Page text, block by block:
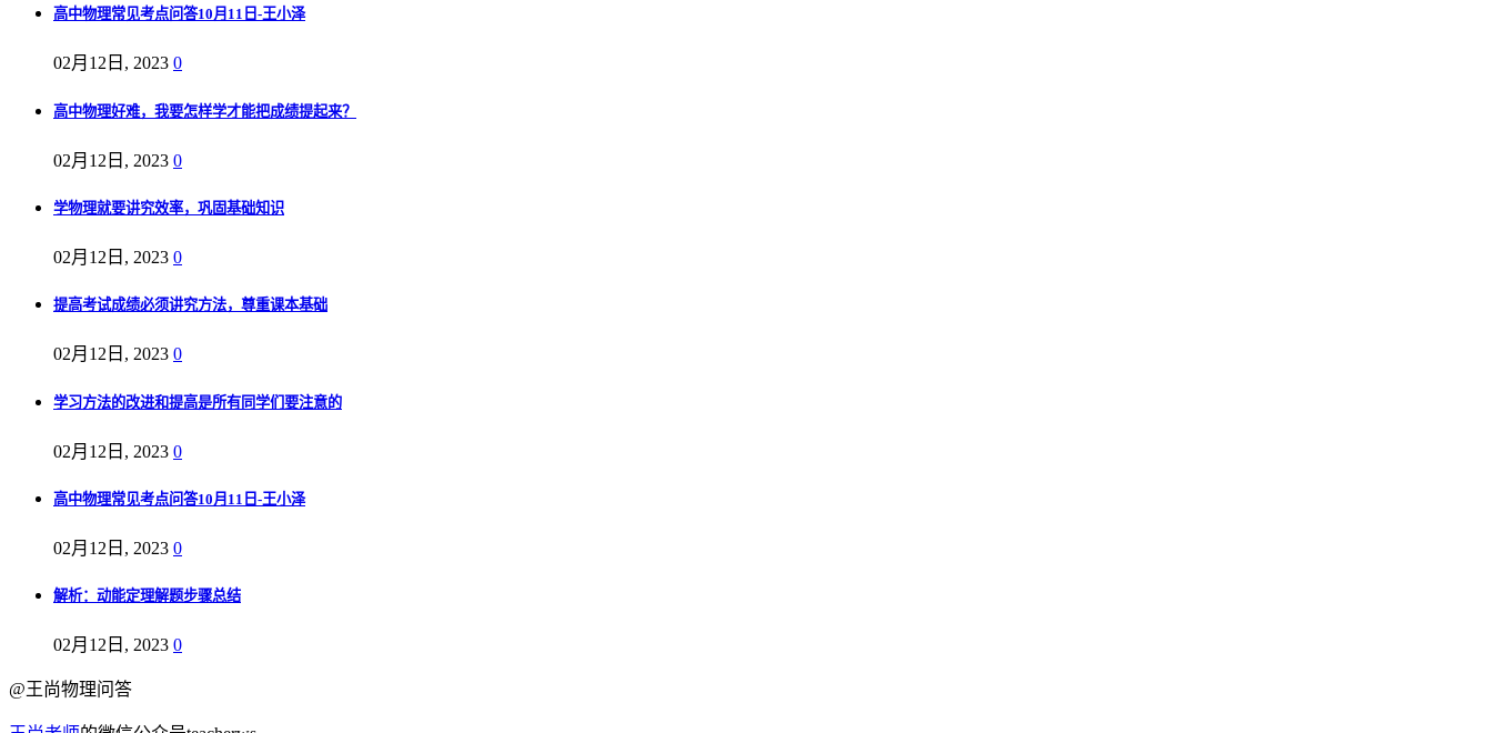
高中物理常见考点问答10月11日-王小泽
02月12日, 2023 0
高中物理好难，我要怎样学才能把成绩提起来？
02月12日, 2023 0
学物理就要讲究效率，巩固基础知识
02月12日, 2023 0
提高考试成绩必须讲究方法，尊重课本基础
02月12日, 2023 0
学习方法的改进和提高是所有同学们要注意的
02月12日, 2023 0
高中物理常见考点问答10月11日-王小泽
02月12日, 2023 0
解析：动能定理解题步骤总结
02月12日, 2023 0
@王尚物理问答